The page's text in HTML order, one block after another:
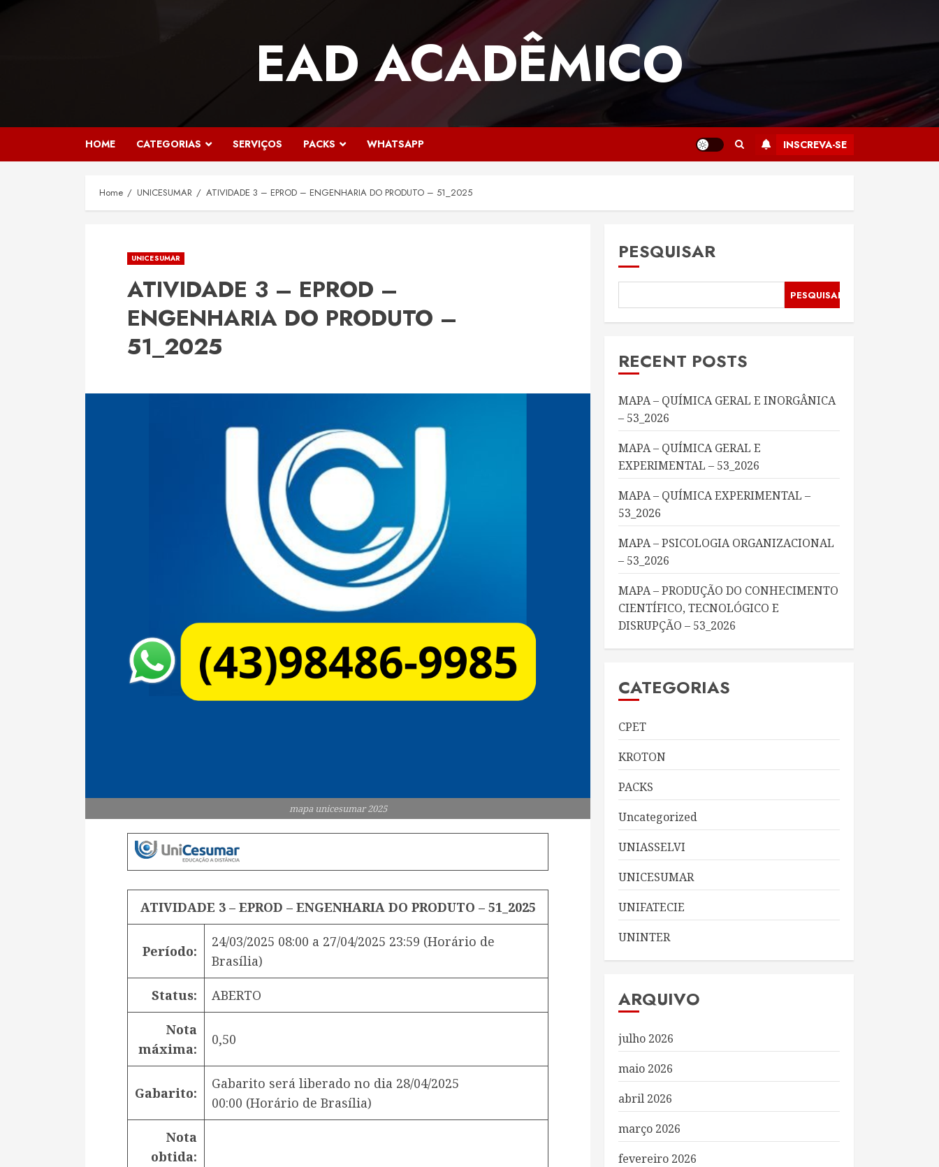
EAD ACADÊMICO
HOME CATEGORIAS SERVIÇOS PACKS WHATSAPP INSCREVA-SE
Home UNICESUMAR ATIVIDADE 3 – EPROD – ENGENHARIA DO PRODUTO – 51_2025
UNICESUMAR
ATIVIDADE 3 – EPROD –
ENGENHARIA DO PRODUTO –
51_2025
mapa unicesumar 2025
ATIVIDADE 3 – EPROD – ENGENHARIA DO PRODUTO – 51_2025
Período:
24/03/2025 08:00 a 27/04/2025 23:59 (Horário de
Brasília)
Status: ABERTO
Nota
máxima:
0,50
Gabarito:
Gabarito será liberado no dia 28/04/2025
00:00 (Horário de Brasília)
Nota
obtida:
PESQUISAR
PESQUISAR
RECENT POSTS
MAPA – QUÍMICA GERAL E INORGÂNICA
– 53_2026
MAPA – QUÍMICA GERAL E
EXPERIMENTAL – 53_2026
MAPA – QUÍMICA EXPERIMENTAL –
53_2026
MAPA – PSICOLOGIA ORGANIZACIONAL
– 53_2026
MAPA – PRODUÇÃO DO CONHECIMENTO
CIENTÍFICO, TECNOLÓGICO E
DISRUPÇÃO – 53_2026
CATEGORIAS
CPET
KROTON
PACKS
Uncategorized
UNIASSELVI
UNICESUMAR
UNIFATECIE
UNINTER
ARQUIVO
julho 2026
maio 2026
abril 2026
março 2026
fevereiro 2026